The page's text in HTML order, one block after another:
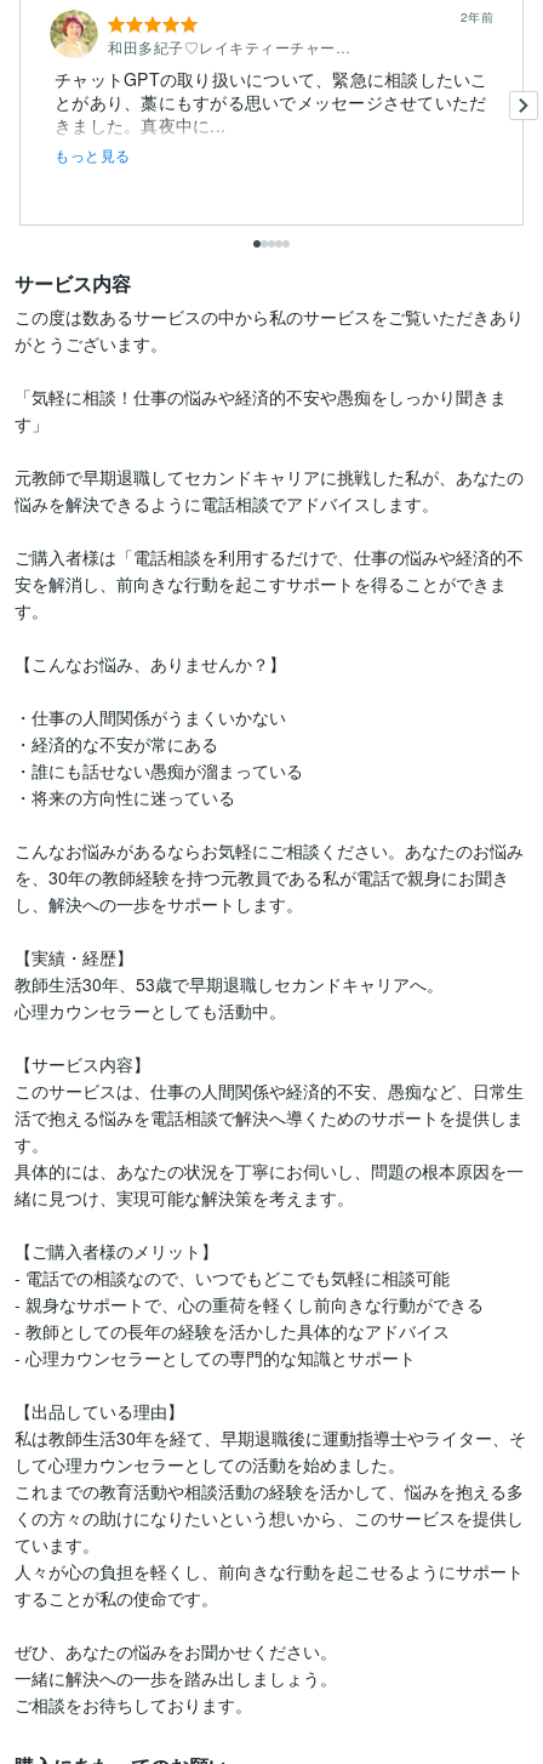
和田多紀子♡レイキティーチャー・保健師
2年前
チャットGPTの取り扱いについて、緊急に相談したいこ
とがあり、藁にもすがる思いでメッセージさせていただ
きました。真夜中に...
もっと見る
サービス内容
この度は数あるサービスの中から私のサービスをご覧いただきあり
がとうございます。
「気軽に相談！仕事の悩みや経済的不安や愚痴をしっかり聞きま
す」
元教師で早期退職してセカンドキャリアに挑戦した私が、あなたの
悩みを解決できるように電話相談でアドバイスします。
ご購入者様は「電話相談を利用するだけで、仕事の悩みや経済的不
安を解消し、前向きな行動を起こすサポートを得ることができま
す。
【こんなお悩み、ありませんか？】
・仕事の人間関係がうまくいかない
・経済的な不安が常にある
・誰にも話せない愚痴が溜まっている
・将来の方向性に迷っている
こんなお悩みがあるならお気軽にご相談ください。あなたのお悩み
を、30年の教師経験を持つ元教員である私が電話で親身にお聞き
し、解決への一歩をサポートします。
【実績・経歴】
教師生活30年、53歳で早期退職しセカンドキャリアへ。
心理カウンセラーとしても活動中。
【サービス内容】
このサービスは、仕事の人間関係や経済的不安、愚痴など、日常生
活で抱える悩みを電話相談で解決へ導くためのサポートを提供しま
す。
具体的には、あなたの状況を丁寧にお伺いし、問題の根本原因を一
緒に見つけ、実現可能な解決策を考えます。
【ご購入者様のメリット】
- 電話での相談なので、いつでもどこでも気軽に相談可能
- 親身なサポートで、心の重荷を軽くし前向きな行動ができる
- 教師としての長年の経験を活かした具体的なアドバイス
- 心理カウンセラーとしての専門的な知識とサポート
【出品している理由】
私は教師生活30年を経て、早期退職後に運動指導士やライター、そ
して心理カウンセラーとしての活動を始めました。
これまでの教育活動や相談活動の経験を活かして、悩みを抱える多
くの方々の助けになりたいという想いから、このサービスを提供し
ています。
人々が心の負担を軽くし、前向きな行動を起こせるようにサポート
することが私の使命です。
ぜひ、あなたの悩みをお聞かせください。
一緒に解決への一歩を踏み出しましょう。
ご相談をお待ちしております。